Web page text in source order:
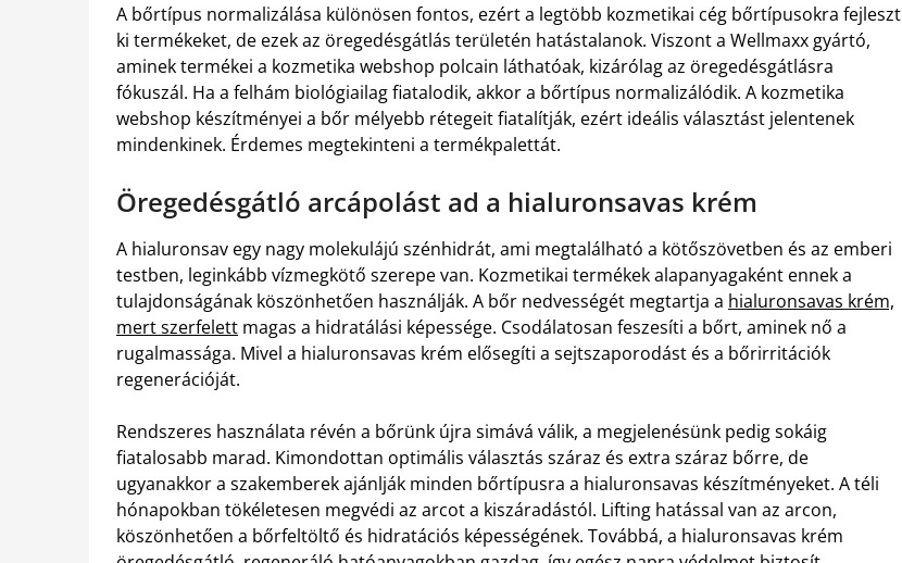
A bőrtípus normalizálása különösen fontos, ezért a legtöbb kozmetikai cég bőrtípusokra fejleszt
ki termékeket, de ezek az öregedésgátlás területén hatástalanok. Viszont a Wellmaxx gyártó,
aminek termékei a kozmetika webshop polcain láthatóak, kizárólag az öregedésgátlásra
fókuszál. Ha a felhám biológiailag fiatalodik, akkor a bőrtípus normalizálódik. A kozmetika
webshop készítményei a bőr mélyebb rétegeit fiatalítják, ezért ideális választást jelentenek
mindenkinek. Érdemes megtekinteni a termékpalettát.
Öregedésgátló arcápolást ad a hialuronsavas krém
A hialuronsav egy nagy molekulájú szénhidrát, ami megtalálható a kötőszövetben és az emberi
testben, leginkább vízmegkötő szerepe van. Kozmetikai termékek alapanyagaként ennek a
tulajdonságának köszönhetően használják. A bőr nedvességét megtartja a hialuronsavas krém,
mert szerfelett magas a hidratálási képessége. Csodálatosan feszesíti a bőrt, aminek nő a
rugalmassága. Mivel a hialuronsavas krém elősegíti a sejtszaporodást és a bőrirritációk
regenerációját.
Rendszeres használata révén a bőrünk újra simává válik, a megjelenésünk pedig sokáig
fiatalosabb marad. Kimondottan optimális választás száraz és extra száraz bőrre, de
ugyanakkor a szakemberek ajánlják minden bőrtípusra a hialuronsavas készítményeket. A téli
hónapokban tökéletesen megvédi az arcot a kiszáradástól. Lifting hatással van az arcon,
köszönhetően a bőrfeltöltő és hidratációs képességének. Továbbá, a hialuronsavas krém